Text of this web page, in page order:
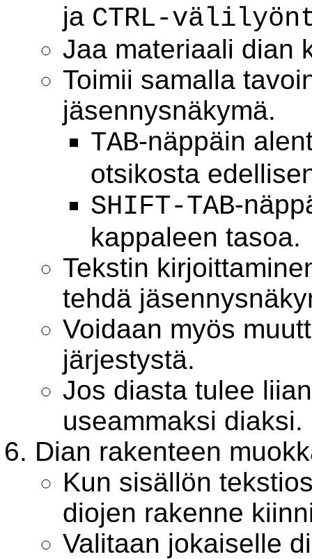
ja CTRL-
Jaa materiaali dian
Toimii samalla
jäsennysnäkymä.
TAB-näppäin
otsikosta
SHIFT-TAB-
kappaleen tasoa.
Tekstin
tehdä
Voidaan myös
järjestystä.
Jos diasta tulee
useammaksi diaksi.
Dian rakenteen
Kun sisällön
diojen rakenne
Valitaan jokaiselle